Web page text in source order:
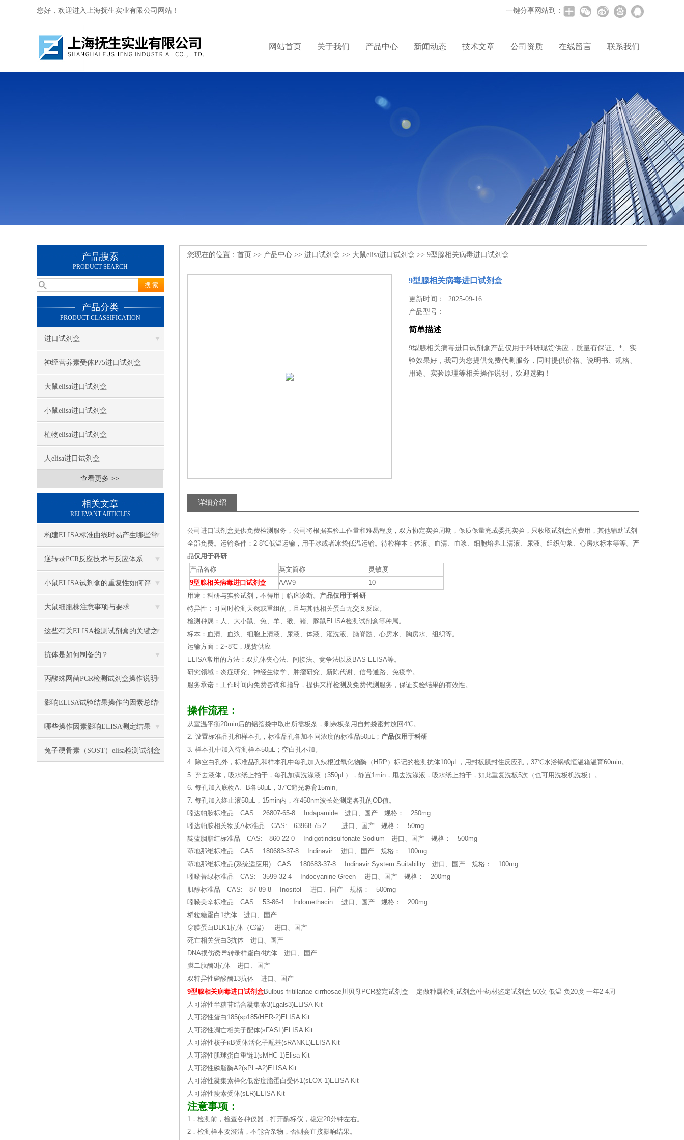
您好，欢迎进入上海抚生实业有限公司网站！ 一键分享网站到：
网站首页 关于我们 产品中心 新闻动态 技术文章 公司资质 在线留言 联系我们
产品搜索
PRODUCT SEARCH
产品分类
PRODUCT CLASSIFICATION
进口试剂盒
神经营养素受体P75进口试剂盒
大鼠elisa进口试剂盒
小鼠elisa进口试剂盒
植物elisa进口试剂盒
人elisa进口试剂盒
查看更多 >>
相关文章
RELEVANT ARTICLES
构建ELISA标准曲线时易产生哪些常
见异常？
逆转录PCR反应技术与反应体系
小鼠ELISA试剂盒的重复性如何评
估？
大鼠细胞株注意事项与要求
这些有关ELISA检测试剂盒的关键之
处，你一定要知道
抗体是如何制备的？
丙酸蛛网菌PCR检测试剂盒操作说明
影响ELISA试验结果操作的因素总结
哪些操作因素影响ELISA测定结果
兔子硬骨素（SOST）elisa检测试剂盒
您现在的位置： 首页 >> 产品中心 >> 进口试剂盒 >> 大鼠elisa进口试剂盒 >> 9型腺相关病毒进口试剂盒
9型腺相关病毒进口试剂盒
更新时间： 2025-09-16
产品型号：
简单描述
9型腺相关病毒进口试剂盒产品仅用于科研现货供应，质量有保证、*、实
验效果好，我司为您提供免费代测服务，同时提供价格、说明书、规格、
用途、实验原理等相关操作说明，欢迎选购！
详细介绍
公司进口试剂盒提供免费检测服务，公司将根据实验工作量和难易程度，双方协定实验周期，保质保量完成委托实验，只收取试剂盒的费用，其他辅助试剂
全部免费。运输条件：2-8℃低温运输，用干冰或者冰袋低温运输。待检样本：体液、血清、血浆、细胞培养上清液、尿液、组织匀浆、心房水标本等等。 产
品仅用于科研
产品名称
英文简称
灵敏度
9型腺相关病毒进口试剂盒
AAV9
10
用途：科研与实验试剂，不得用于临床诊断。 产品仅用于科研
特异性：可同时检测天然或重组的，且与其他相关蛋白无交叉反应。
检测种属：人、大小鼠、兔、羊、猴、猪、豚鼠ELISA检测试剂盒等种属。
标本：血清、血浆、细胞上清液、尿液、体液、灌洗液、脑脊髓、心房水、胸房水、组织等。
运输方面：2~8℃，现货供应
ELISA常用的方法：双抗体夹心法、间接法、竞争法以及BAS-ELISA等。
研究领域：炎症研究、神经生物学、肿瘤研究、新陈代谢、信号通路、免疫学。
服务承诺：工作时间内免费咨询和指导，提供来样检测及免费代测服务，保证实验结果的有效性。
操作流程：
从室温平衡20min后的铝箔袋中取出所需板条，剩余板条用自封袋密封放回4℃。
2. 设置标准品孔和样本孔，标准品孔各加不同浓度的标准品50μL； 产品仅用于科研
3. 样本孔中加入待测样本50μL；空白孔不加。
4. 除空白孔外，标准品孔和样本孔中每孔加入辣根过氧化物酶（HRP）标记的检测抗体100μL，用封板膜封住反应孔，37℃水浴锅或恒温箱温育60min。
5. 弃去液体，吸水纸上拍干，每孔加满洗涤液（350μL），静置1min，甩去洗涤液，吸水纸上拍干，如此重复洗板5次（也可用洗板机洗板）。
6. 每孔加入底物A、B各50μL，37℃避光孵育15min。
7. 每孔加入终止液50μL，15min内，在450nm波长处测定各孔的OD值。
吲达帕胺标准品 CAS: 26807-65-8 Indapamide 进口、国产 规格： 250mg
吲达帕胺相关物质A标准品 CAS: 63968-75-2 进口、国产 规格： 50mg
靛蓝胭脂红标准品 CAS: 860-22-0 Indigotindisulfonate Sodium 进口、国产 规格： 500mg
茚地那维标准品 CAS: 180683-37-8 Indinavir 进口、国产 规格： 100mg
茚地那维标准品(系统适应用) CAS: 180683-37-8 Indinavir System Suitability 进口、国产 规格： 100mg
吲哚菁绿标准品 CAS: 3599-32-4 Indocyanine Green 进口、国产 规格： 200mg
肌醇标准品 CAS: 87-89-8 Inositol 进口、国产 规格： 500mg
吲哚美辛标准品 CAS: 53-86-1 Indomethacin 进口、国产 规格： 200mg
桥粒糖蛋白1抗体 进口、国产
穿膜蛋白DLK1抗体（C端） 进口、国产
死亡相关蛋白3抗体 进口、国产
DNA损伤诱导转录样蛋白4抗体 进口、国产
膜二肽酶3抗体 进口、国产
双特异性磷酸酶13抗体 进口、国产
9型腺相关病毒进口试剂盒Bulbus fritillariae cirrhosae川贝母PCR鉴定试剂盒 定做种属检测试剂盒/中药材鉴定试剂盒 50次 低温 负20度 一年2-4周
人可溶性半糖苷结合凝集素3(Lgals3)ELISA Kit
人可溶性蛋白185(sp185/HER-2)ELISA Kit
人可溶性凋亡相关子配体(sFASL)ELISA Kit
人可溶性核子κB受体活化子配基(sRANKL)ELISA Kit
人可溶性肌球蛋白重链1(sMHC-1)Elisa Kit
人可溶性磷脂酶A2(sPL-A2)ELISA Kit
人可溶性凝集素样化低密度脂蛋白受体1(sLOX-1)ELISA Kit
人可溶性瘦素受体(sLR)ELISA Kit
注意事项：
1．检测前，检查各种仪器，打开酶标仪，稳定20分钟左右。
2．检测样本要澄清，不能含杂物，否则会直接影响结果。